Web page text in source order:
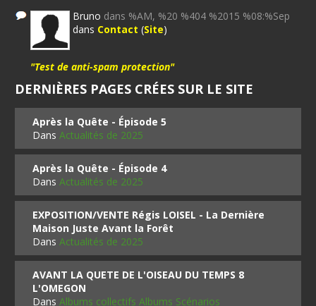
Bruno dans %AM, %20 %404 %2015 %08:%Sep
dans Contact (Site)
"Test de anti-spam protection"
DERNIÈRES PAGES CRÉES SUR LE SITE
Après la Quête - Épisode 5
DansActualités de 2025
Après la Quête - Épisode 4
DansActualités de 2025
EXPOSITION/VENTE Régis LOISEL - La Dernière
Maison Juste Avant la Forêt
DansActualités de 2025
AVANT LA QUETE DE L'OISEAU DU TEMPS 8
L'OMEGON
DansAlbums collectifs Albums Scénarios